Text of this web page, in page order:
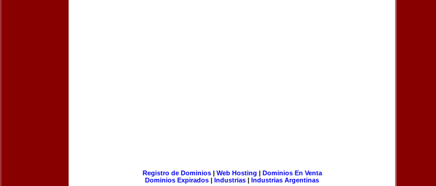
Registro de Dominios| Web Hosting | Dominios En Venta
Dominios Expirados | Industrias | Industrias Argentinas